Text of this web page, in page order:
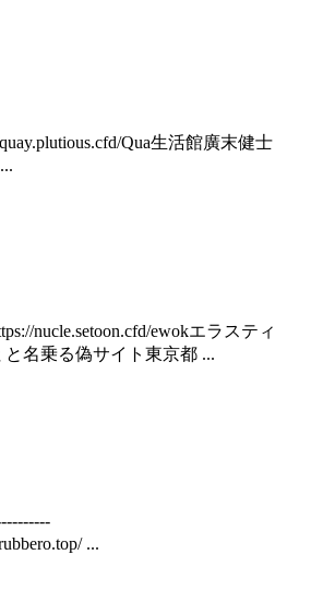
Qua生活館廣末健士
nucle.setoon.cfd/ewokエラスティ
と名乗る偽サイト東京都 ...
...